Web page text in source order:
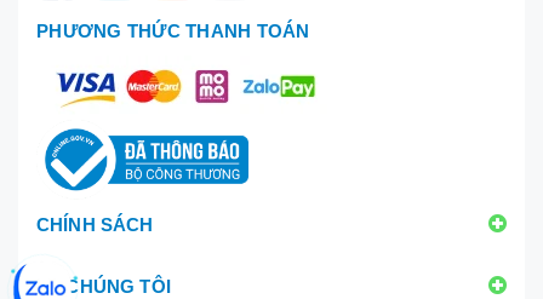
PHƯƠNG THỨC THANH TOÁN
CHÍNH SÁCH
VỀ CHÚNG TÔI